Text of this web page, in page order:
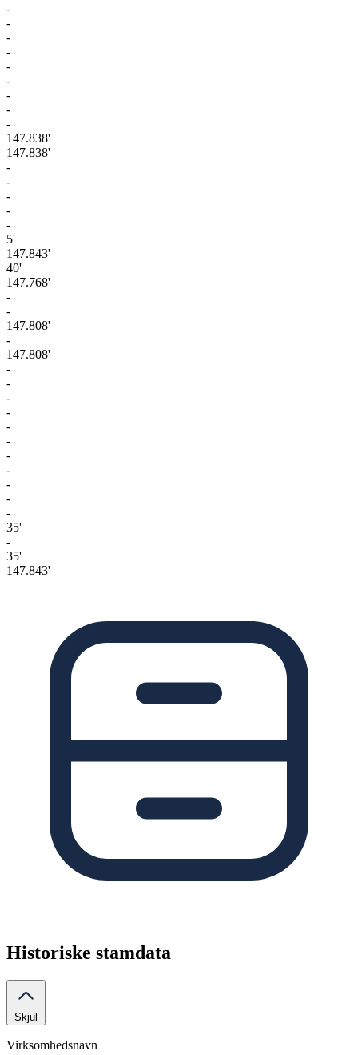
-
-
-
-
-
-
-
-
-
147.838'
147.838'
-
-
-
-
-
5'
147.843'
40'
147.768'
-
-
147.808'
-
147.808'
-
-
-
-
-
-
-
-
-
-
-
35'
-
35'
147.843'
Historiske stamdata
Skjul
Virksomhedsnavn